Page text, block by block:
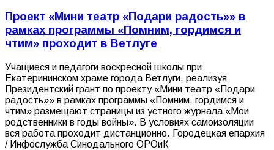
Проект «Мини театр «Подари радость»» в
рамках программы «Помним, гордимся и
чтим» проходит в Ветлуге
Учащиеся и педагоги воскресной школы при
Екатерининском храме города Ветлуги, реализуя
Президентский грант по проекту «Мини театр «Подари
радость»» в рамках программы «Помним, гордимся и
чтим» размещают страницы из устного журнала «Мои
родственники в годы войны». В условиях самоизоляции
вся работа проходит дистанционно. Городецкая епархия
/ Инфослужба Синодального ОРОиК